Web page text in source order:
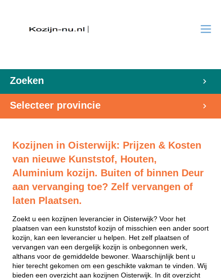
Zoeken
Selecteer provincie
Kozijnen in Oisterwijk: Prijzen & Kosten
van nieuwe Kunststof, Houten,
Aluminium kozijn. Buiten of binnen Deur
aan vervanging toe? Zelf vervangen of
laten Plaatsen.
Zoekt u een kozijnen leverancier in Oisterwijk? Voor het
plaatsen van een kunststof kozijn of misschien een ander soort
kozijn, kan een leverancier u helpen. Het zelf plaatsen of
vervangen van een dergelijk kozijn is onbegonnen werk,
althans voor de gemiddelde bewoner. Waarschijnlijk bent u
hier terecht gekomen om een geschikte vakman te vinden. Wij
bieden een overzicht aan kozijnen Oisterwijk. In dit overzicht